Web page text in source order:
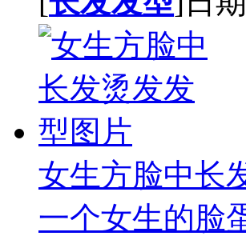
女生方脸中长
一个女生的脸